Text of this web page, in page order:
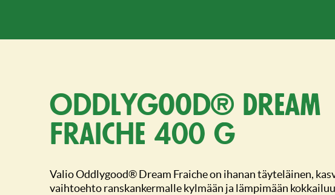
Oddlygood® Dream
Fraiche 400 g
Valio Oddlygood® Dream Fraiche on ihanan täyteläinen,
vaihtoehto ranskankermalle kylmään ja lämpimään